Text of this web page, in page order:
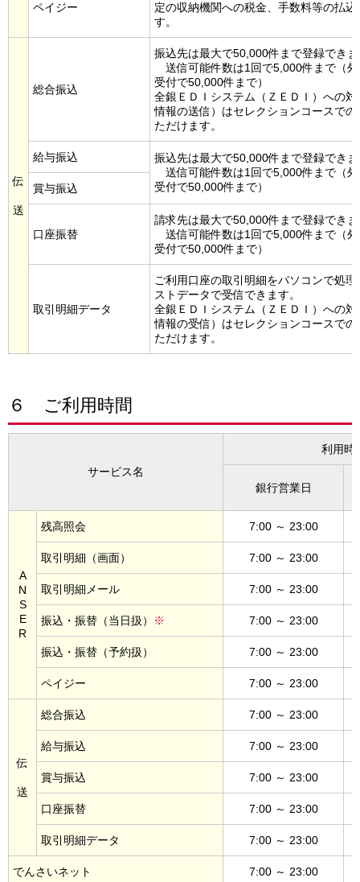
ペイジー
定の収納機関への税金、手数料等の払
す。
伝
送
総合振込
振込先は最大で50,000件まで登録でき
送信可能件数は1回で5,000件まで（
受付で50,000件まで）
全銀ＥＤＩシステム（ＺＥＤＩ）への対
情報の送信）はセレクションコースでの
ただけます。
給与振込
振込先は最大で50,000件まで登録でき
送信可能件数は1回で5,000件まで（
受付で50,000件まで）
賞与振込
口座振替
請求先は最大で50,000件まで登録でき
送信可能件数は1回で5,000件まで（
受付で50,000件まで）
取引明細データ
ご利用口座の取引明細をパソコンで処
ストデータで受信できます。
全銀ＥＤＩシステム（ＺＥＤＩ）への対
情報の受信）はセレクションコースでの
ただけます。
６ ご利用時間
サービス名
利用時
銀行営業日
A
N
S
E
R
残高照会 7:00 ～ 23:00
取引明細（画面） 7:00 ～ 23:00
取引明細メール 7:00 ～ 23:00
振込・振替（当日扱） ※ 7:00 ～ 23:00
振込・振替（予約扱） 7:00 ～ 23:00
ペイジー 7:00 ～ 23:00
伝
送
総合振込 7:00 ～ 23:00
給与振込 7:00 ～ 23:00
賞与振込 7:00 ～ 23:00
口座振替 7:00 ～ 23:00
取引明細データ 7:00 ～ 23:00
でんさいネット 7:00 ～ 23:00